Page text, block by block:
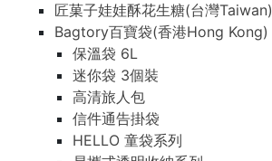
匠菓子娃娃酥花生糖(台灣Taiwan)
Bagtory百寶袋(香港Hong Kong)
保溫袋 6L
迷你袋 3個裝
高清旅人包
信件通告掛袋
HELLO 童袋系列